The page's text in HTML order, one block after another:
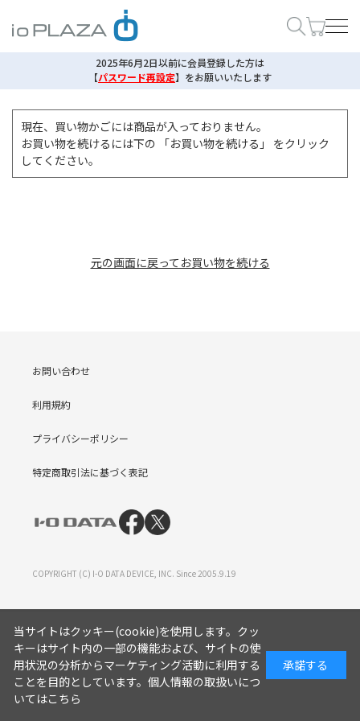
2025年6月2日以前に会員登録した方は
【パスワード再設定】 をお願いいたします
現在、買い物かごには商品が入っておりません。
お買い物を続けるには下の 「お買い物を続ける」 をクリック
してください。
元の画面に戻ってお買い物を続ける
お問い合わせ
利用規約
プライバシーポリシー
特定商取引法に基づく表記
COPYRIGHT (C) I-O DATA DEVICE, INC. Since 2005.9.19
当サイトはクッキー(cookie)を使用します。クッ
キーはサイト内の一部の機能および、サイトの使
用状況の分析からマーケティング活動に利用する
ことを目的としています。 個人情報の取扱いにつ
いてはこちら
承諾する